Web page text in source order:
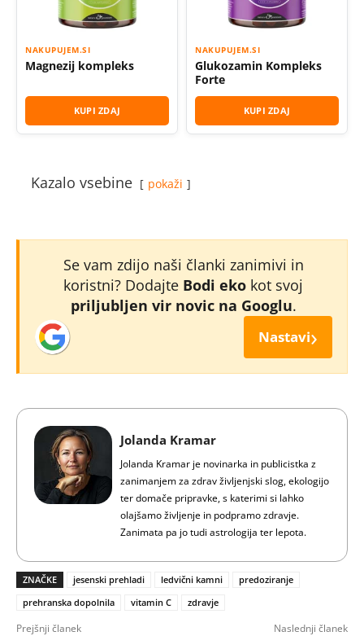
NAKUPUJEM.SI
Magnezij kompleks
KUPI ZDAJ
NAKUPUJEM.SI
Glukozamin Kompleks
Forte
KUPI ZDAJ
Kazalo vsebine pokaži
Se vam zdijo naši članki zanimivi in
koristni? Dodajte Bodi eko kot svoj
priljubljen vir novic na Googlu.
Nastavi›
Jolanda Kramar
Jolanda Kramar je novinarka in publicistka z
zanimanjem za zdrav življenjski slog, ekologijo
ter domače pripravke, s katerimi si lahko
olajšamo življenje in podpramo zdravje.
Zanimata pa jo tudi astrologija ter lepota.
ZNAČKE jesenski prehladi ledvični kamni
predoziranje
prehranska dopolnila
vitamin C zdravje
Prejšnji članek Naslednji članek